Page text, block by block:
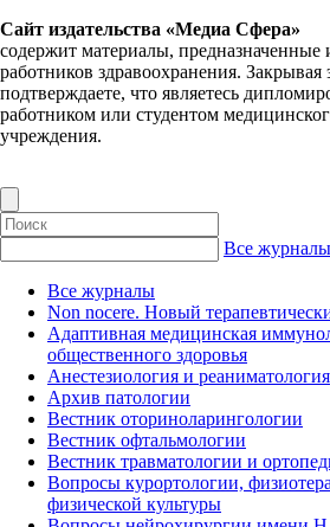
Сайт издательства «Медиа Сфера»
содержит материалы, предназначенные
работников здравоохранения.
подтверждаете, что являетесь
работником или студентом
учреждения.
Все журналы
Все журналы
Non nocere. Новый
Адаптивная медицинская
общественного здоровья
Анестезиология и реаниматология
Архив патологии
Вестник оториноларингологии
Вестник офтальмологии
Вестник травматологии и
Вопросы курортологии,
физической культуры